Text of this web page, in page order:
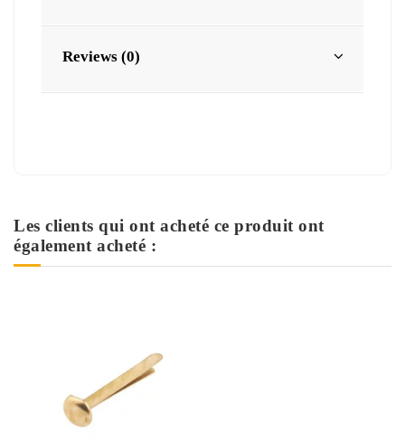
Reviews (0)
Les clients qui ont acheté ce produit ont
également acheté :